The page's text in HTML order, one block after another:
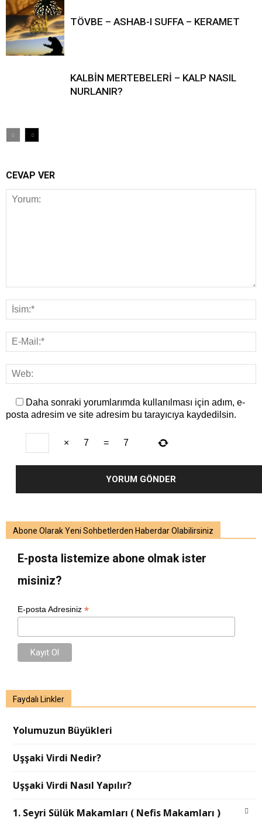
TÖVBE – ASHAB-I SUFFA – KERAMET
KALBİN MERTEBELERİ – KALP NASIL
NURLANIR?
CEVAP VER
Daha sonraki yorumlarımda kullanılması için adım, e-
posta adresim ve site adresim bu tarayıcıya kaydedilsin.
× 7 = 7
Abone Olarak Yeni Sohbetlerden Haberdar Olabilirsiniz
E-posta listemize abone olmak ister
misiniz?
E-posta Adresiniz *
Faydalı Linkler
Yolumuzun Büyükleri
Uşşaki Virdi Nedir?
Uşşaki Virdi Nasıl Yapılır?
1. Seyri Sülük Makamları ( Nefis Makamları )